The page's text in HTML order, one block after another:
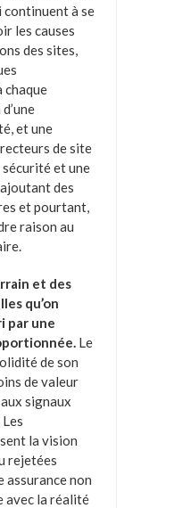
continuent à se
les causes
des sites,
chaque
et une
de site
et une
des
et pourtant,
raison au
et des
qu’on
par une
Le
de son
de valeur
signaux
la vision
rejetées
assurance non
avec la réalité